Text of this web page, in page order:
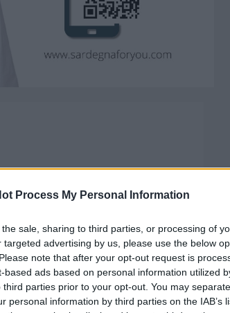
Process My Personal Information
sale, sharing to third parties, or processing of
advertising by us, please use the below
note that after your opt-out request is
based ads based on personal information utilized
third parties prior to your opt-out. You may
personal information by third parties on the IAB’s
la salute: tutti i